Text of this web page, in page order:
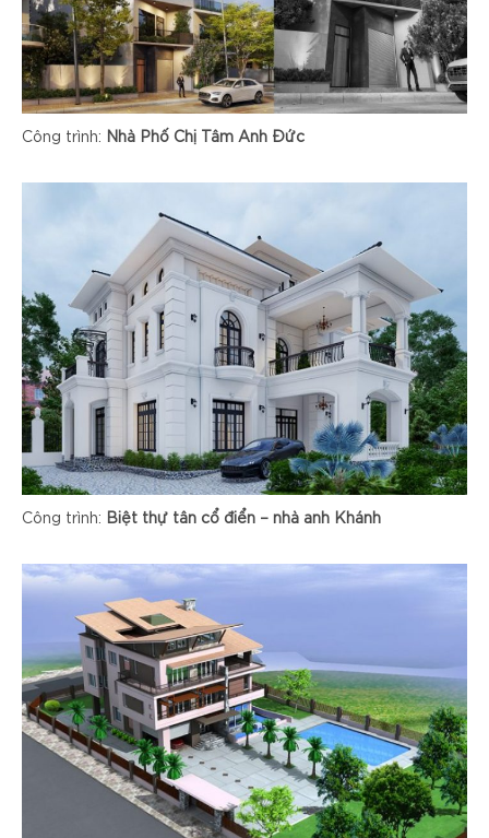
Công trình: Nhà Phố Chị Tâm Anh Đức
Công trình: Biệt thự tân cổ điển – nhà anh Khánh